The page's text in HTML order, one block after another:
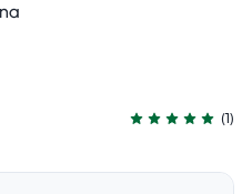
Įvertinimas 5.0
(1)